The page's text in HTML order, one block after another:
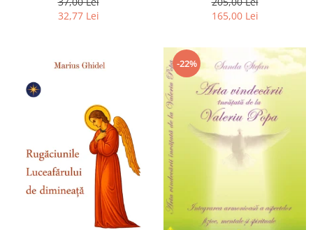
32,77 Lei
extrasenzoriale - cu exercitii
165,00 Lei
-22%